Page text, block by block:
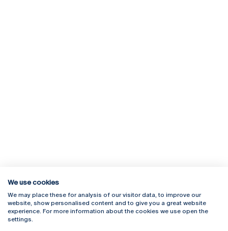
Rua Diogo Botelho 1327
4169-005 Porto
+351 226 196 240
Campus Online
Webmail
We use cookies
We may place these for analysis of our visitor data, to improve our
website, show personalised content and to give you a great website
experience. For more information about the cookies we use open the
settings.